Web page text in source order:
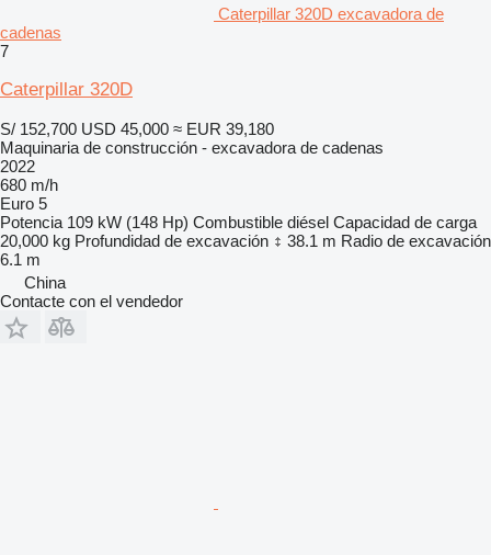
Caterpillar 320D excavadora de
cadenas
7
Caterpillar 320D
S/ 152,700 USD 45,000 ≈ EUR 39,180
Maquinaria de construcción - excavadora de cadenas
2022
680 m/h
Euro 5
Potencia 109 kW (148 Hp) Combustible diésel Capacidad de carga
20,000 kg Profundidad de excavación 38.1 m Radio de excavación
6.1 m
China
Contacte con el vendedor